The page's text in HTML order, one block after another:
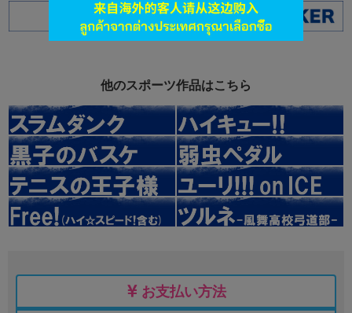
他のスポーツ作品はこちら
お支払い方法